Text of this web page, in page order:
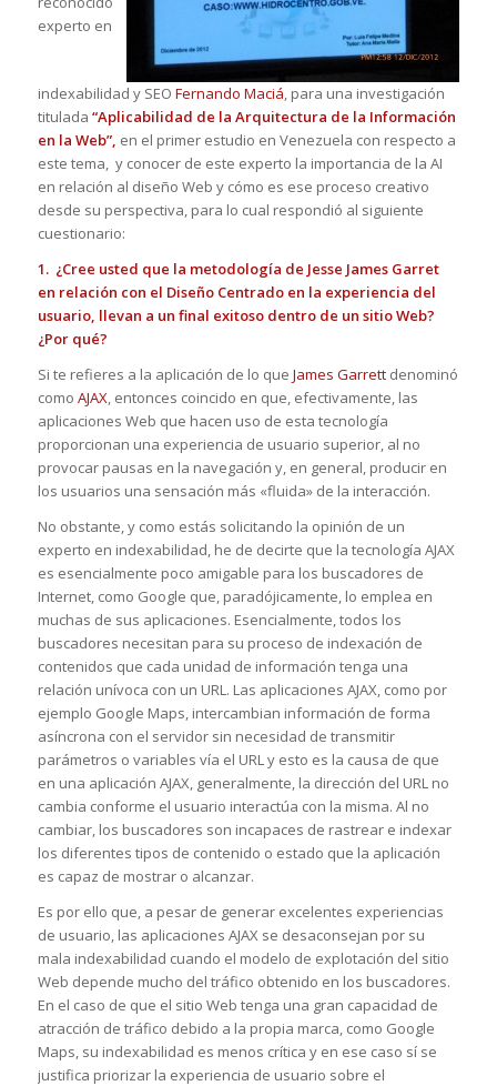
experto en
indexabilidad y SEO Fernando Maciá, para una investigación
titulada “Aplicabilidad de la Arquitectura de la Información
en la Web”, en el primer estudio en Venezuela con respecto a
este tema, y conocer de este experto la importancia de la AI
en relación al diseño Web y cómo es ese proceso creativo
desde su perspectiva, para lo cual respondió al siguiente
cuestionario:
1. ¿Cree usted que la metodología de Jesse James Garret
en relación con el Diseño Centrado en la experiencia del
usuario, llevan a un final exitoso dentro de un sitio Web?
¿Por qué?
Si te refieres a la aplicación de lo que James Garrettdenominó
como AJAX, entonces coincido en que, efectivamente, las
aplicaciones Web que hacen uso de esta tecnología
proporcionan una experiencia de usuario superior, al no
provocar pausas en la navegación y, en general, producir en
los usuarios una sensación más «fluida» de la interacción.
No obstante, y como estás solicitando la opinión de un
experto en indexabilidad, he de decirte que la tecnología AJAX
es esencialmente poco amigable para los buscadores de
Internet, como Google que, paradójicamente, lo emplea en
muchas de sus aplicaciones. Esencialmente, todos los
buscadores necesitan para su proceso de indexación de
contenidos que cada unidad de información tenga una
relación unívoca con un URL. Las aplicaciones AJAX, como por
ejemplo Google Maps, intercambian información de forma
asíncrona con el servidor sin necesidad de transmitir
parámetros o variables vía el URL y esto es la causa de que
en una aplicación AJAX, generalmente, la dirección del URL no
cambia conforme el usuario interactúa con la misma. Al no
cambiar, los buscadores son incapaces de rastrear e indexar
los diferentes tipos de contenido o estado que la aplicación
es capaz de mostrar o alcanzar.
Es por ello que, a pesar de generar excelentes experiencias
de usuario, las aplicaciones AJAX se desaconsejan por su
mala indexabilidad cuando el modelo de explotación del sitio
Web depende mucho del tráfico obtenido en los buscadores.
En el caso de que el sitio Web tenga una gran capacidad de
atracción de tráfico debido a la propia marca, como Google
Maps, su indexabilidad es menos crítica y en ese caso sí se
justifica priorizar la experiencia de usuario sobre el